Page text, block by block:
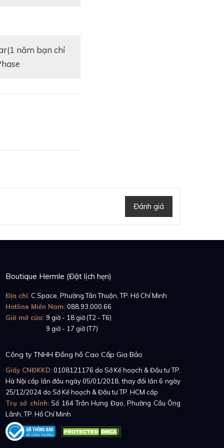
Đánh giá
Boutique Hermle (Đặt lịch hẹn)
Địa chỉ: C Space, Phường Tân Thuận, TP. Hồ Chí Minh
Hotline Miền Nam: 088.93.000.66
Giờ mở cửa: 9 giờ - 18 giờ (T2 - T6)
9 giờ - 17 giờ (T7)
Công ty TNHH Đồng hồ Cao Cấp Gia Bảo
Giấy CNĐKKD:0108121176 do Sở Kế hoạch & Đầu tư TP.
Hà Nội cấp lần đầu ngày 05/01/2018, thay đổi lần 6 ngày
25/12/2024 do Sở Kế hoạch & Đầu tư TP. HCM cấp
Trụ sở chính:Số 164 Trần Hưng Đạo, Phường Cầu Ông
Lãnh, TP. Hồ Chí Minh